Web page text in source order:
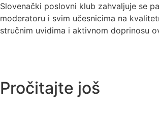
Slovenački poslovni klub zahvaljuje se
moderatoru i svim učesnicima na
stručnim uvidima i aktivnom doprinosu
Pročitajte još